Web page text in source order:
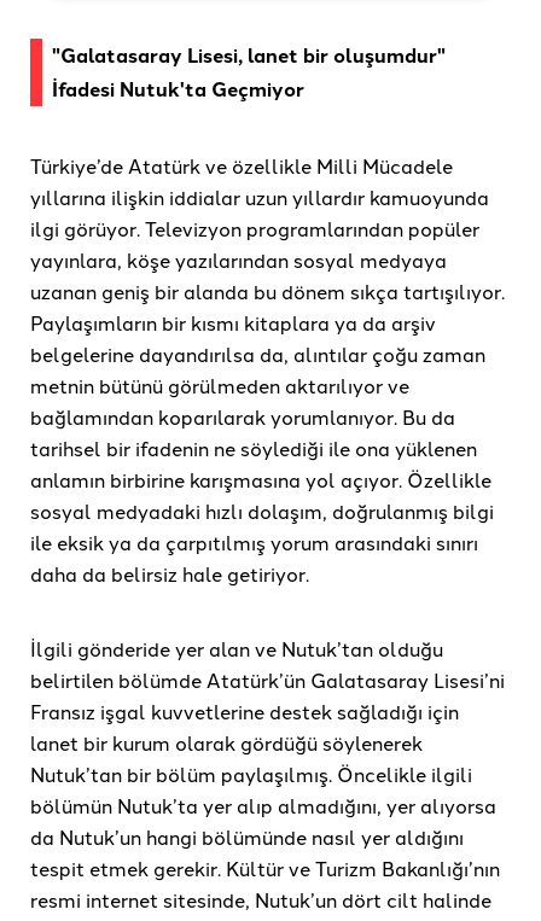
"Galatasaray Lisesi, lanet bir oluşumdur"
İfadesi Nutuk'ta Geçmiyor
Türkiye’de Atatürk ve özellikle Milli Mücadele
yıllarına ilişkin iddialar uzun yıllardır kamuoyunda
ilgi görüyor. Televizyon programlarından popüler
yayınlara, köşe yazılarından sosyal medyaya
uzanan geniş bir alanda bu dönem sıkça tartışılıyor.
Paylaşımların bir kısmı kitaplara ya da arşiv
belgelerine dayandırılsa da, alıntılar çoğu zaman
metnin bütünü görülmeden aktarılıyor ve
bağlamından koparılarak yorumlanıyor. Bu da
tarihsel bir ifadenin ne söylediği ile ona yüklenen
anlamın birbirine karışmasına yol açıyor. Özellikle
sosyal medyadaki hızlı dolaşım, doğrulanmış bilgi
ile eksik ya da çarpıtılmış yorum arasındaki sınırı
daha da belirsiz hale getiriyor.
İlgili gönderide yer alan ve Nutuk’tan olduğu
belirtilen bölümde Atatürk’ün Galatasaray Lisesi’ni
Fransız işgal kuvvetlerine destek sağladığı için
lanet bir kurum olarak gördüğü söylenerek
Nutuk’tan bir bölüm paylaşılmış. Öncelikle ilgili
bölümün Nutuk’ta yer alıp almadığını, yer alıyorsa
da Nutuk’un hangi bölümünde nasıl yer aldığını
tespit etmek gerekir. Kültür ve Turizm Bakanlığı’nın
resmi internet sitesinde, Nutuk’un dört cilt halinde